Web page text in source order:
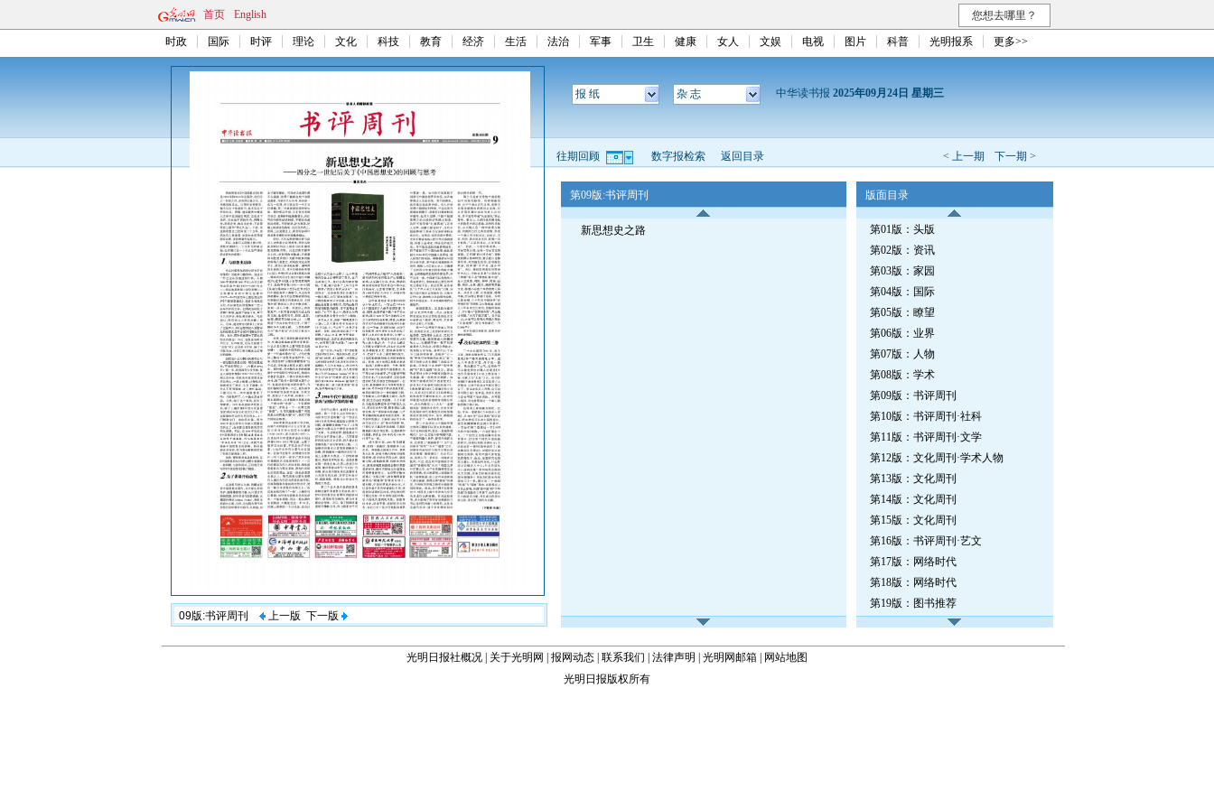
首页 English 您想去哪里？
时政 国际 时评 理论 文化 科技 教育 经济 生活 法治 军事 卫生 健康 女人 文娱 电视 图片 科普 光明报系 更多>>
09版:书评周刊 上一版 下一版
报 纸 杂 志 中华读书报 2025年09月24日 星期三
< 上一期 下一期 >
往期回顾 数字报检索 返回目录
第09版:书评周刊
新思想史之路
版面目录
第01版：头版
第02版：资讯
第03版：家园
第04版：国际
第05版：瞭望
第06版：业界
第07版：人物
第08版：学术
第09版：书评周刊
第10版：书评周刊·社科
第11版：书评周刊·文学
第12版：文化周刊·学术人物
第13版：文化周刊
第14版：文化周刊
第15版：文化周刊
第16版：书评周刊·艺文
第17版：网络时代
第18版：网络时代
第19版：图书推荐
光明日报社概况 关于光明网 报网动态 联系我们 法律声明 光明网邮箱
网站地图
光明日报版权所有